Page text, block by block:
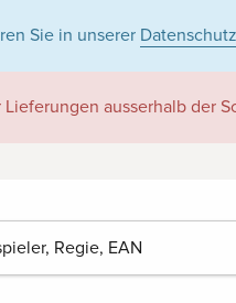
Sie in unserer
Lieferungen ausserhalb der